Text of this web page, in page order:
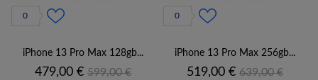
0
iPhone 13 Pro Max 128gb...
Prezzo
479,00 € Prezzo
599,00 €
0
iPhone 13 Pro Max 256gb...
Prezzo
519,00 € Prezzo
639,00 €